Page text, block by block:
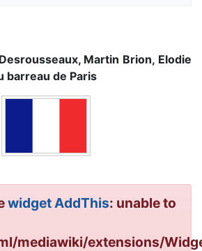
Martin Brion, Elodie
barreau de Paris
widget AddThis: unable to
mediawiki/extensions/